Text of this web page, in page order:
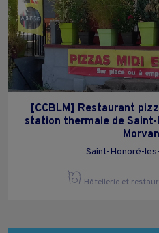
[CCBLM] Restaurant
station thermale de
Saint-Honoré-
Hôtellerie et